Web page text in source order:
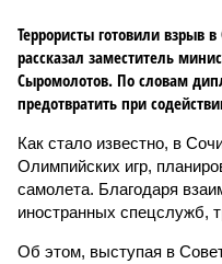
Террористы готовили взрыв
рассказал заместитель
Сыромолотов. По словам
предотвратить при
Как стало известно, в
Олимпийских игр,
самолета. Благодаря
иностранных спецслужб,
Об этом, выступая в